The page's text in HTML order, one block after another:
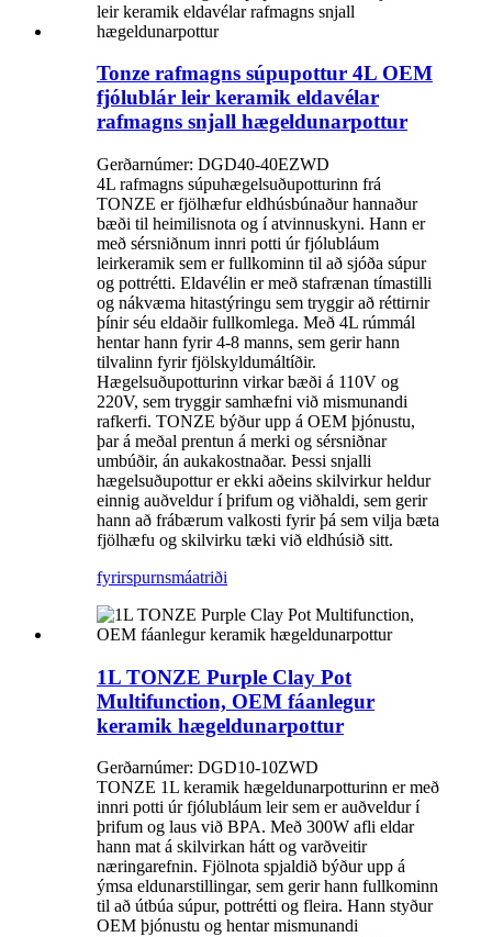
Tonze rafmagns súpupottur 4L OEM
fjólublár leir keramik eldavélar
rafmagns snjall hægeldunarpottur
Gerðarnúmer: DGD40-40EZWD
4L rafmagns súpuhægelsuðupotturinn frá
TONZE er fjölhæfur eldhúsbúnaður hannaður
bæði til heimilisnota og í atvinnuskyni. Hann er
með sérsniðnum innri potti úr fjólubláum
leirkeramik sem er fullkominn til að sjóða súpur
og pottrétti. Eldavélin er með stafrænan tímastilli
og nákvæma hitastýringu sem tryggir að réttirnir
þínir séu eldaðir fullkomlega. Með 4L rúmmál
hentar hann fyrir 4-8 manns, sem gerir hann
tilvalinn fyrir fjölskyldumáltíðir.
Hægelsuðupotturinn virkar bæði á 110V og
220V, sem tryggir samhæfni við mismunandi
rafkerfi. TONZE býður upp á OEM þjónustu,
þar á meðal prentun á merki og sérsniðnar
umbúðir, án aukakostnaðar. Þessi snjalli
hægelsuðupottur er ekki aðeins skilvirkur heldur
einnig auðveldur í þrifum og viðhaldi, sem gerir
hann að frábærum valkosti fyrir þá sem vilja bæta
fjölhæfu og skilvirku tæki við eldhúsið sitt.
fyrirspurnsmáatriði
1L TONZE Purple Clay Pot
Multifunction, OEM fáanlegur
keramik hægeldunarpottur
Gerðarnúmer: DGD10-10ZWD
TONZE 1L keramik hægeldunarpotturinn er með
innri potti úr fjólubláum leir sem er auðveldur í
þrifum og laus við BPA. Með 300W afli eldar
hann mat á skilvirkan hátt og varðveitir
næringarefnin. Fjölnota spjaldið býður upp á
ýmsa eldunarstillingar, sem gerir hann fullkominn
til að útbúa súpur, pottrétti og fleira. Hann styður
OEM þjónustu og hentar mismunandi